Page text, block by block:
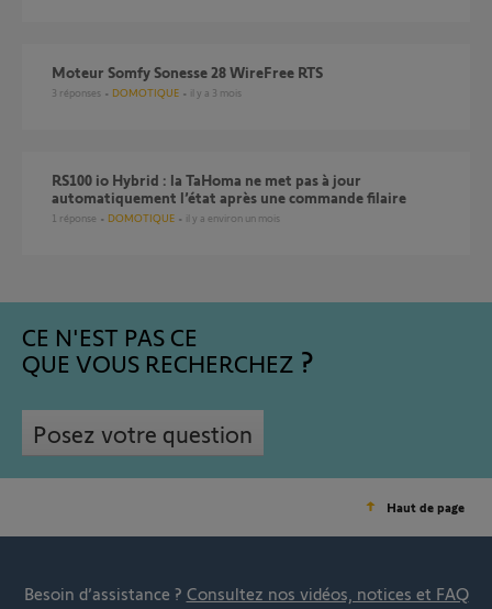
Moteur Somfy Sonesse 28 WireFree RTS
3 réponses DOMOTIQUE il y a 3 mois
RS100 io Hybrid : la TaHoma ne met pas à jour
automatiquement l’état après une commande filaire
1 réponse DOMOTIQUE il y a environ un mois
CE N'EST PAS CE
QUE VOUS RECHERCHEZ
Posez votre question
Haut de page
Besoin d’assistance ? Consultez nos vidéos, notices et FAQ